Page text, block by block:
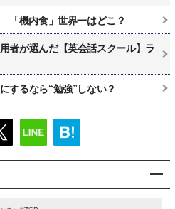
「機内食」世界一はどこ？
者が選んだ【英会話スクール】ラ
するなら“勉強”しない？